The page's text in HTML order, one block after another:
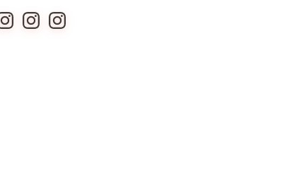
InstagramInstagram